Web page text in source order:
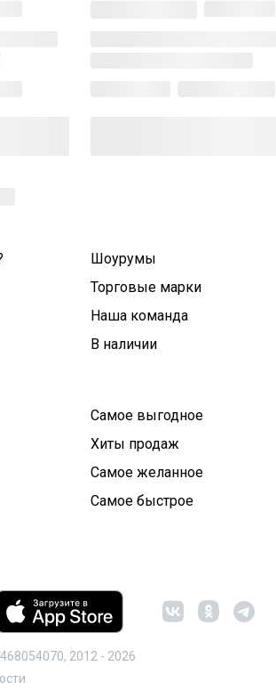
Шоурумы
Торговые марки
Наша команда
В наличии
Самое выгодное
Хиты продаж
Самое желанное
Самое быстрое
2012 - 2026